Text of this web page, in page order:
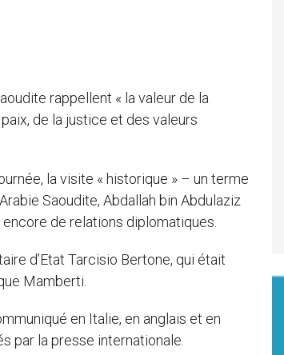
rappellent « la valeur de la
de la justice et des valeurs
la visite « historique » – un terme
Saoudite, Abdallah bin Abdulaziz
encore de relations diplomatiques.
d’Etat Tarcisio Bertone, qui était
Mamberti.
en Italie, en anglais et en
par la presse internationale.